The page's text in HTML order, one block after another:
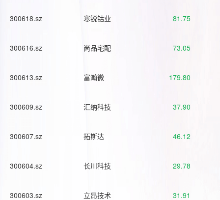
300618.sz 寒锐钴业 81.75
300616.sz 尚品宅配 73.05
300613.sz 富瀚微 179.80
300609.sz 汇纳科技 37.90
300607.sz 拓斯达 46.12
300604.sz 长川科技 29.78
300603.sz 立昂技术 31.91